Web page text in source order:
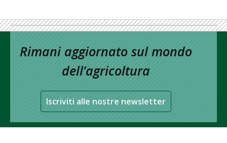
Rimani aggiornato sul mondo
dell’agricoltura
Iscriviti alle nostre newsletter